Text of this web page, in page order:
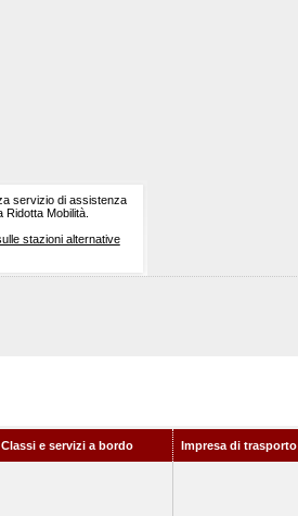
servizio di assistenza
Ridotta Mobilità.
stazioni alternative
Classi e servizi a bordo Impresa di trasporto